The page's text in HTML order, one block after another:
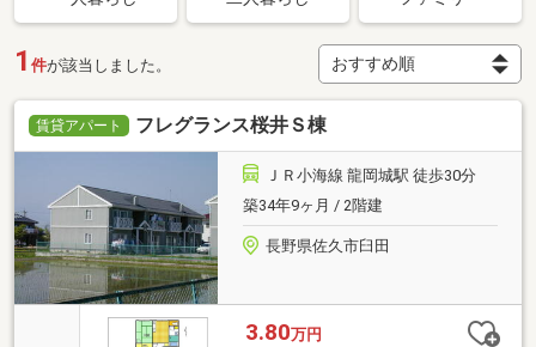
1 件が該当しました。
賃貸アパート フレグランス桜井Ｓ棟
ＪＲ小海線 龍岡城駅 徒歩30分
築34年9ヶ月 / 2階建
長野県佐久市臼田
3.80万円